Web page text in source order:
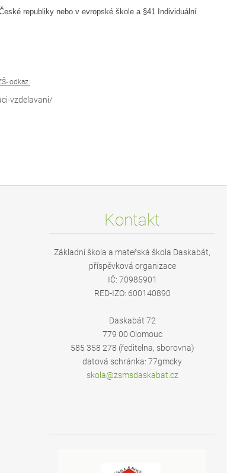
republiky nebo v evropské škole a §41 Individuální
odkaz:
vzdelavani/
Kontakt
Základní škola a mateřská škola Daskabát,
příspěvková organizace
IČ: 70985901
RED-IZO: 600140890
Daskabát 72
779 00 Olomouc
585 358 278 (ředitelna, sborovna)
datová schránka: 77gmcky
skola@zsmsdaskabat.cz